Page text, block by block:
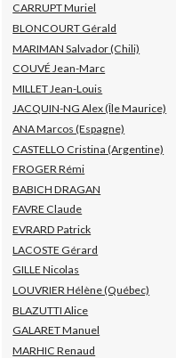
CARRUPT Muriel
BLONCOURT Gérald
MARIMAN Salvador (Chili)
COUVÉ Jean-Marc
MILLET Jean-Louis
JACQUIN-NG Alex (Île Maurice)
ANA Marcos (Espagne)
CASTELLO Cristina (Argentine)
FROGER Rémi
BABICH DRAGAN
FAVRE Claude
EVRARD Patrick
LACOSTE Gérard
GILLE Nicolas
LOUVRIER Hélène (Québec)
BLAZUTTI Alice
GALARET Manuel
MARHIC Renaud